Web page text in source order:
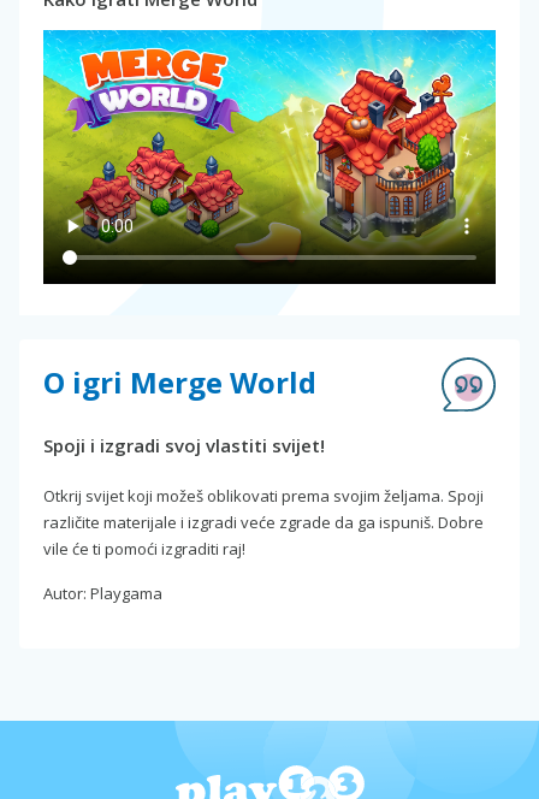
O igri Merge World
Spoji i izgradi svoj vlastiti svijet!
Otkrij svijet koji možeš oblikovati prema svojim željama. Spoji
različite materijale i izgradi veće zgrade da ga ispuniš. Dobre
vile će ti pomoći izgraditi raj!
Autor: Playgama